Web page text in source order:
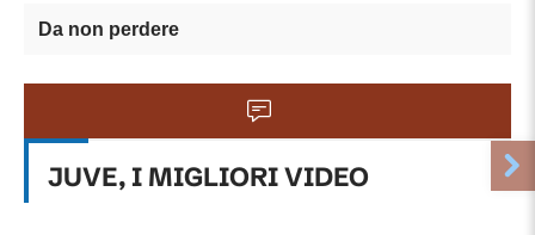
Da non perdere
JUVE, I MIGLIORI VIDEO